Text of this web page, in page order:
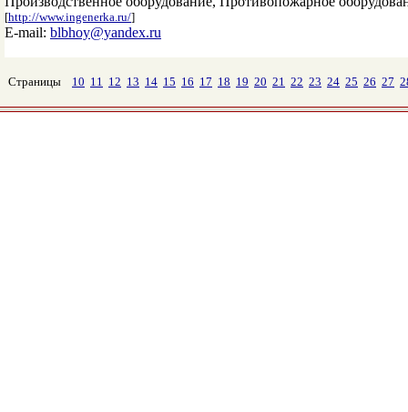
[http://www.ingenerka.ru/]
E-mail: blbhoy@yandex.ru
Страницы 10 11 12 13 14 15 16 17 18 19 20 21 22 23 24 25 26 27